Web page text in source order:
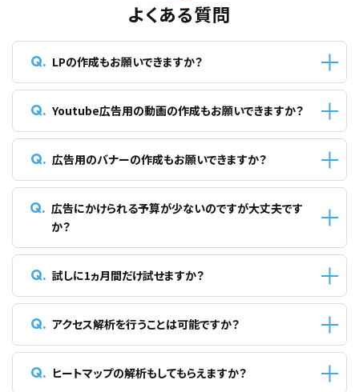
よくある質問
LPの作成もお願いできますか？
もちろん可能です。WEB広告はLPとの一致率が大切になります。
LPの修正や構成の作成も行っております。気軽にお問い合わせ
ください。
Youtube広告用の動画の作成もお願いできますか？
もちろん可能です。素材が無くてもイメージをお伝えいただけれ
ば作成することが可能です。
弊社にて商品の撮影も行っておりますので、気軽にお問い合わ
せください。
広告用のバナーの作成もお願いできますか？
もちろん可能です。ディスプレイ広告は複数作成してABテストを
行うことが大事です。
弊社で安価にバナーを作成することが出来ます。詳しくはお問い
合わせください。
広告にかけられる予算が少ないのですが大丈夫です
か？
ご希望の予算額で最適な広告運用プランをご提案いたしますの
で、まずはご相談ください。
もし、成果が出せない場合は代替案をご提案させていただきま
す。
試しに1ヵ月間だけ試せますか？
もちろん可能です。しかし、PDCAを行えないため1ヵ月間だけで
成果を出すことは難しいのが現状です。
弊社では3ヵ月間以上の広告をおすすめしております。
アクセス解析を行うことは可能ですか？
可能です。ウェブ解析士の資格を持ったスタッフがアクセス解析
を行います。
サイトの現状を把握することが改善の第一歩となります。詳しく
ヒートマップの解析もしてもらえますか？